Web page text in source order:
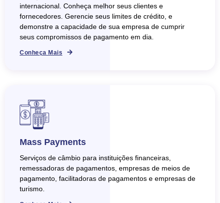
internacional. Conheça melhor seus clientes e
fornecedores. Gerencie seus limites de crédito, e
demonstre a capacidade de sua empresa de cumprir
seus compromissos de pagamento em dia.
Conheça Mais
Mass Payments
Serviços de câmbio para instituições financeiras,
remessadoras de pagamentos, empresas de meios de
pagamento, facilitadoras de pagamentos e empresas de
turismo.